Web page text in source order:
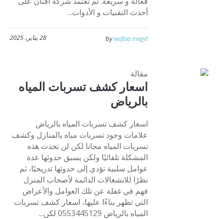
أحدث التقنيات و الأدوات...
28 يناير، 2025 bywafaa magd
مقالة
اسعار كشف تسربات المياه
بالرياض
اسعار كشف تسربات المياه بالرياض
علامات وجود تسربات مياه بالمنازل وكشف
تسربات المياه مجانا لكن لن تحدث هذه
المشكلة تلقائيًا ولكن يسبق حدوثها عدة
عوامل سلبية تؤدي إلى حدوثها تدريجيًا، ثم
نظرًا للانشغالات الدائمة لأصحاب المنزل
فهم في غفلة عن تلك العوامل والأعراض
التي تظهر بناءًا عليها، اسعار كشف تسربات
المياه بالرياض 0553445129 لكن...